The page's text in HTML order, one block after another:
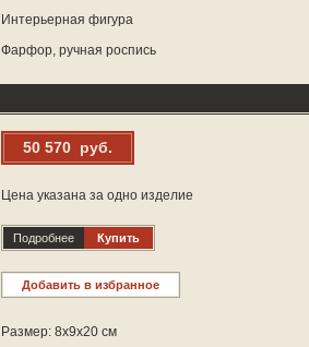
Интерьерная фигура
Фарфор, ручная роспись
50 570 руб.
Цена указана за одно изделие
Подробнее Купить
Добавить в избранное
Размер: 8х9х20 см